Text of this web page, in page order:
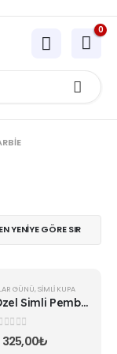
0
GÜNÜ, SIMLI KUPA
Simli Pembe
Kupa
5 üzerinden
325,00₺